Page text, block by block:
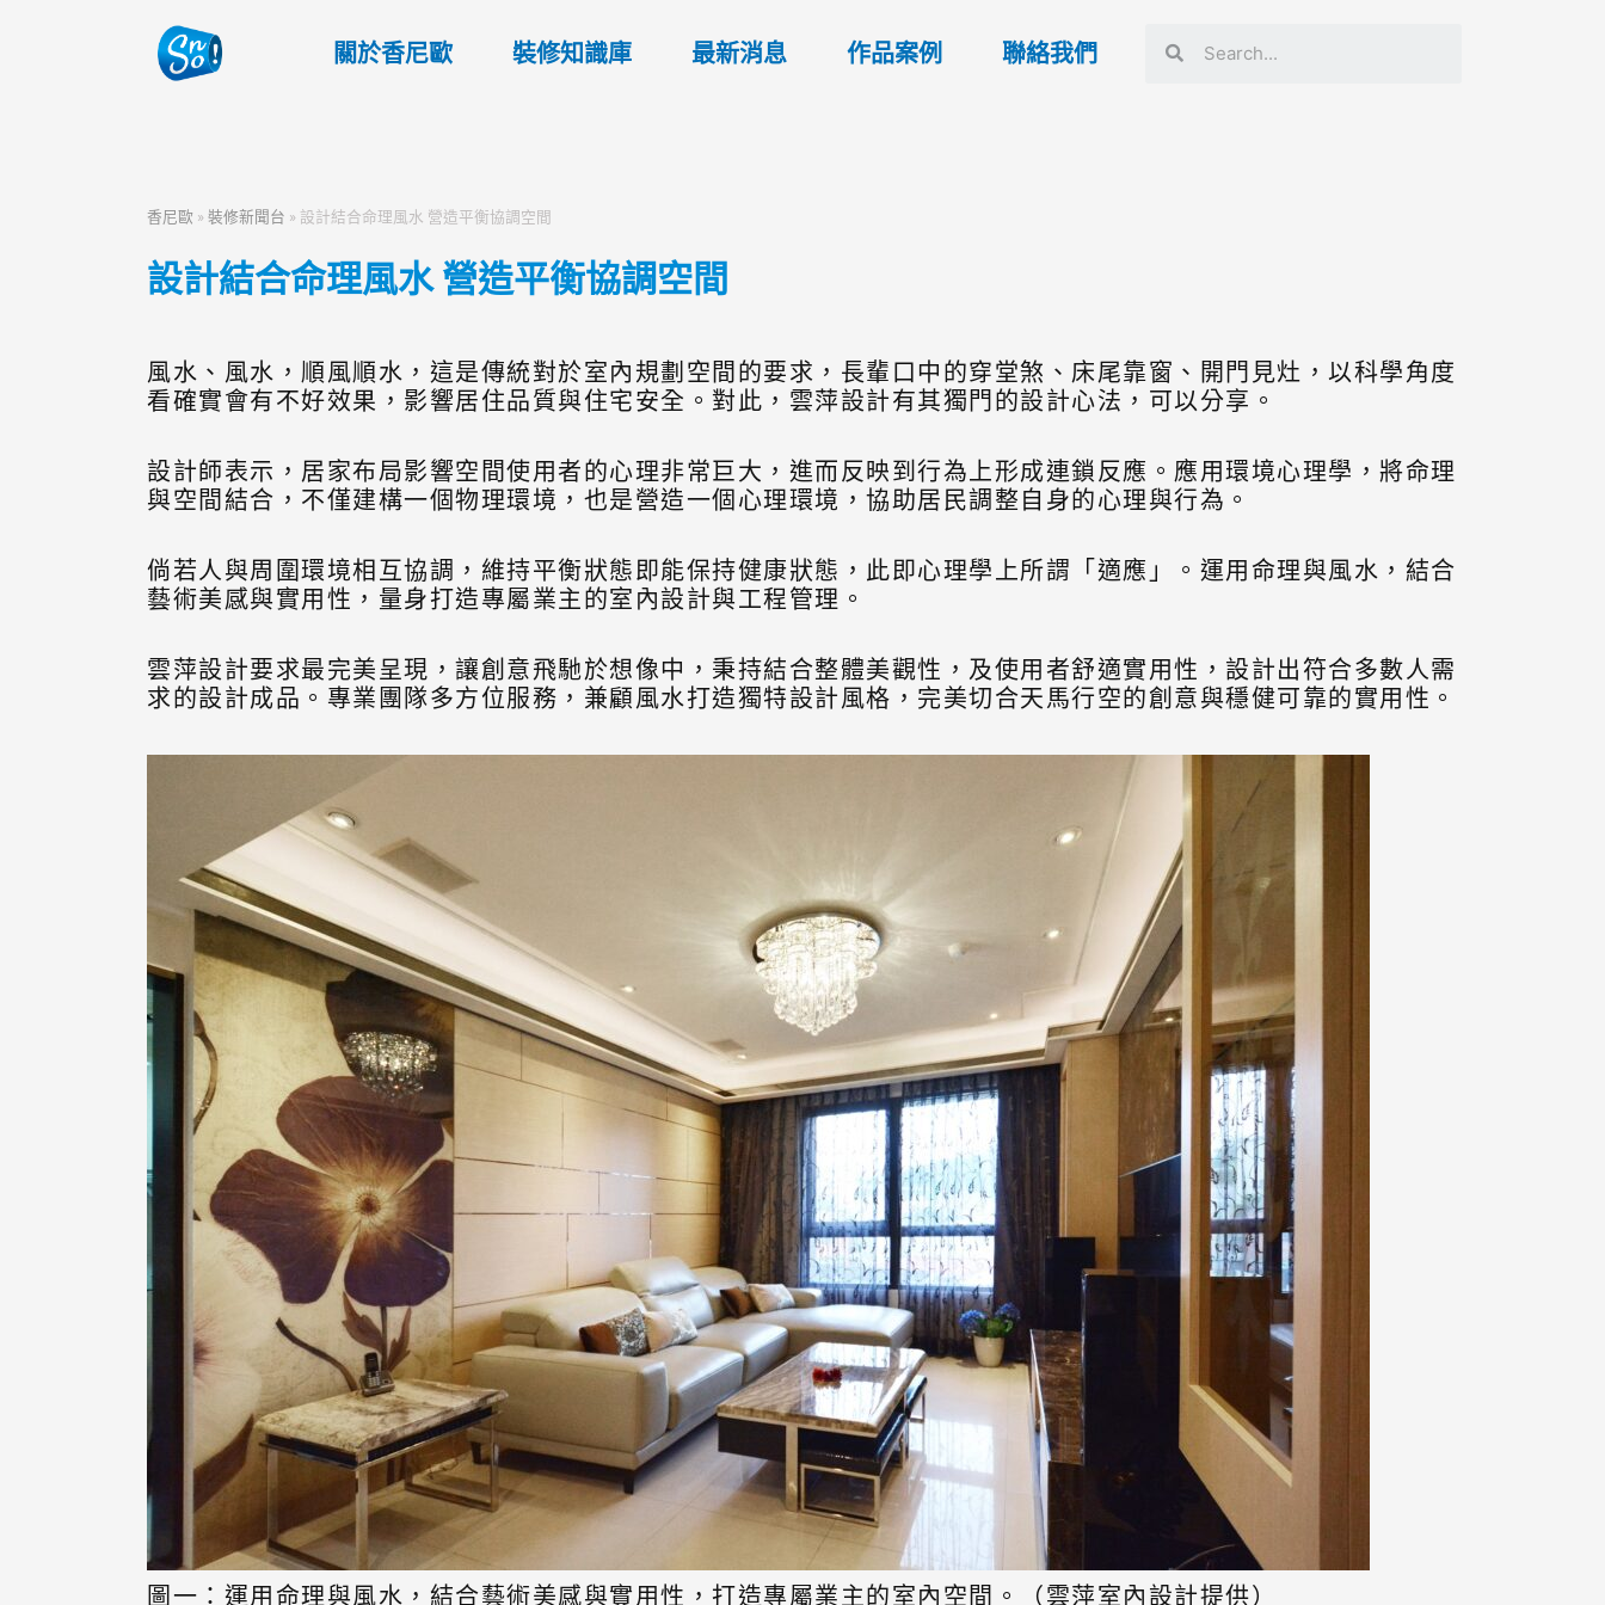
關於香尼歐 裝修知識庫 最新消息 作品案例 聯絡我們
香尼歐 »裝修新聞台 » 設計結合命理風水 營造平衡協調空間
設計結合命理風水 營造平衡協調空間
風水、風水，順風順水，這是傳統對於室內規劃空間的要求，長輩口中的穿堂煞、床尾靠窗、開門見灶，以科學角度
看確實會有不好效果，影響居住品質與住宅安全。對此，雲萍設計有其獨門的設計心法，可以分享。
設計師表示，居家布局影響空間使用者的心理非常巨大，進而反映到行為上形成連鎖反應。應用環境心理學，將命理
與空間結合，不僅建構一個物理環境，也是營造一個心理環境，協助居民調整自身的心理與行為。
倘若人與周圍環境相互協調，維持平衡狀態即能保持健康狀態，此即心理學上所謂「適應」。運用命理與風水，結合
藝術美感與實用性，量身打造專屬業主的室內設計與工程管理。
雲萍設計要求最完美呈現，讓創意飛馳於想像中，秉持結合整體美觀性，及使用者舒適實用性，設計出符合多數人需
求的設計成品。專業團隊多方位服務，兼顧風水打造獨特設計風格，完美切合天馬行空的創意與穩健可靠的實用性。
圖一：運用命理與風水，結合藝術美感與實用性，打造專屬業主的室內空間。（雲萍室內設計提供）